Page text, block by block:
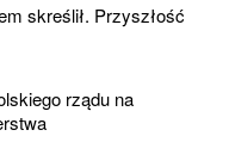
skreślił. Przyszłość
rządu na